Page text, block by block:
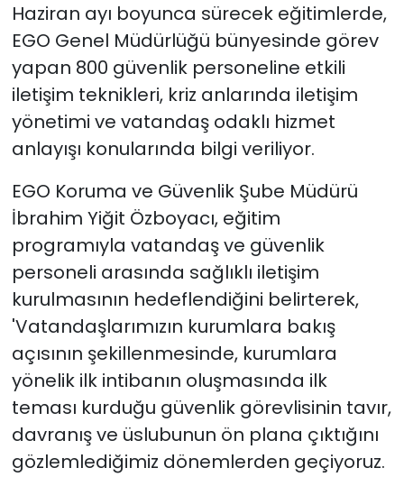
Haziran ayı boyunca sürecek eğitimlerde,
EGO Genel Müdürlüğü bünyesinde görev
yapan 800 güvenlik personeline etkili
iletişim teknikleri, kriz anlarında iletişim
yönetimi ve vatandaş odaklı hizmet
anlayışı konularında bilgi veriliyor.
EGO Koruma ve Güvenlik Şube Müdürü
İbrahim Yiğit Özboyacı, eğitim
programıyla vatandaş ve güvenlik
personeli arasında sağlıklı iletişim
kurulmasının hedeflendiğini belirterek,
'Vatandaşlarımızın kurumlara bakış
açısının şekillenmesinde, kurumlara
yönelik ilk intibanın oluşmasında ilk
teması kurduğu güvenlik görevlisinin tavır,
davranış ve üslubunun ön plana çıktığını
gözlemlediğimiz dönemlerden geçiyoruz.